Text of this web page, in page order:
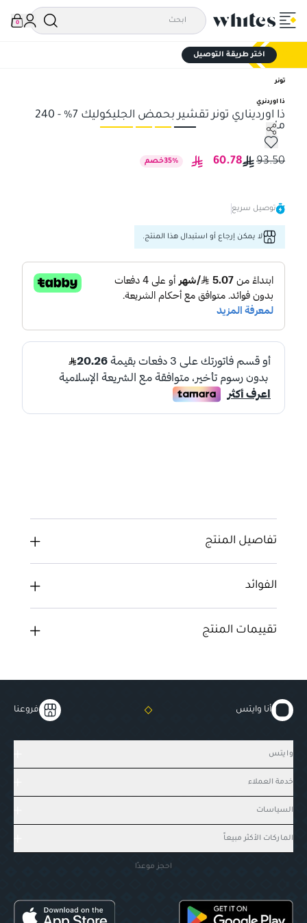
0
اختر طريقة التوصيل
تونر
ذا اوردنري
ذا اورديناري تونر تقشير بحمض الجليكوليك 7% - 240
مل
ذا اورديناري تونر تقشير بحمض الجليكوليك 7% - 240 مل
93.50
60.78
35% خصم
توصيل سريع
لا يمكن إرجاع أو استبدال هذا المنتج.
تفاصيل المنتج
الفوائد
تقييمات المنتج
أنا وايتس فروعنا
وايتس
خدمة العملاء
السياسات
الماركات الأكثر مبيعاً
احجز موعدًا